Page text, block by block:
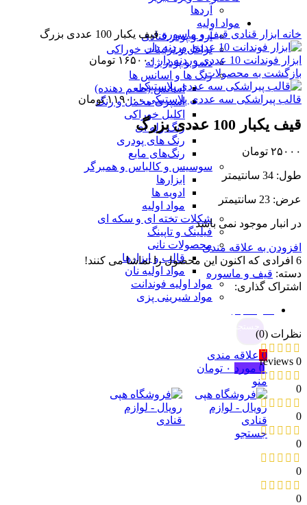
آردها
مواد اولیه
آرد و پودر قنادی
ترافل و تزئینات خوراکی
دسر و پودر ژله
رنگ ها و اسانس ها
اسانس (طعم دهنده)
اسپری مخمل و رنگ
اکلیل خوراکی
رنگ ژله ای
رنگ های پودری
رنگ‌های مایع
سوسیس و کالباس و همبرگر
ابزارها
ادویه ها
مواد اولیه
شکلات تخته ای و سکه ای
فیلینگ و تاپینگ
محصولات نانی
قالب و ابزارها
مواد اولیه نان
مواد اولیه فوندانت
مواد شیرینی پزی
0 علاقه مندی
0 مورد ۰ تومان
منو
جستجو
برای بزرگنمایی کلیک کنید
خانه ابزار قنادی قیف و ماسورهقیف یکبار 100 عددی بزرگ
ابزار فوندانت 10 عددی وردنه دار ۱۶۵۰۰۰ تومان
بازگشت به محصولات
قالب پیراشکی سه عددی پلاستیکی۱۱۹۰۰۰ تومان
قیف یکبار 100 عددی بزرگ
۲۵۰۰۰ تومان
طول: 34 سانتیمتر
عرض: 23 سانتیمتر
در انبار موجود نمی باشد
افزودن به علاقه مندی
6 افرادی که اکنون این محصول را تماشا می کنند!
دسته: قیف و ماسوره
اشتراک گذاری:
نظرات (0)
0 reviews
0
0
0
0
0